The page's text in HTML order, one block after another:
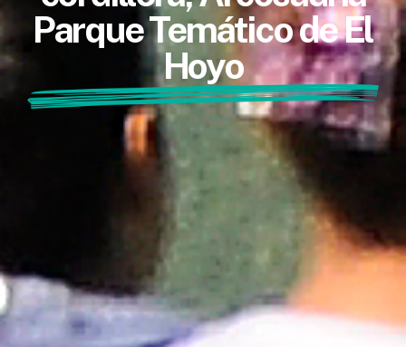
Parque Temático de El
Hoyo